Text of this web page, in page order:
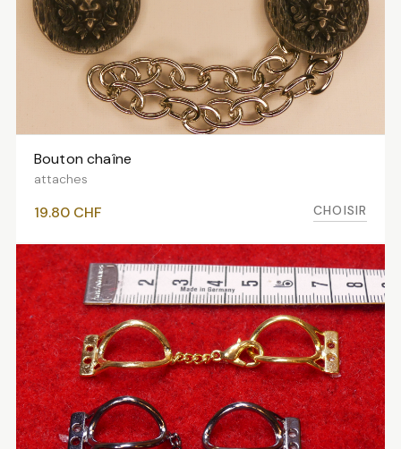
VOIR LES VARIANTES
Bouton chaîne
attaches
19.80 CHF CHOISIR